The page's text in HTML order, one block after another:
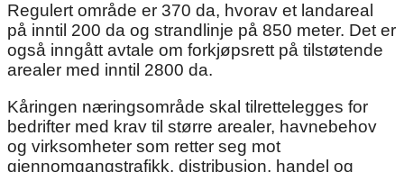
Regulert område er 370 da, hvorav et landareal
på inntil 200 da og strandlinje på 850 meter. Det er
også inngått avtale om forkjøpsrett på tilstøtende
arealer med inntil 2800 da.
Kåringen næringsområde skal tilrettelegges for
bedrifter med krav til større arealer, havnebehov
og virksomheter som retter seg mot
gjennomgangstrafikk, distribusjon, handel og